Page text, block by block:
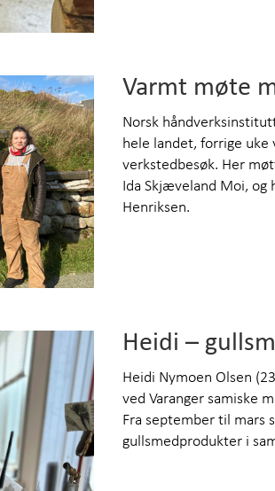
Varmt møte
Norsk
hele landet, forrige uke
verkstedbesøk. Her
Ida Skjæveland Moi, og
Henriksen.
Heidi –
Heidi Nymoen Olsen
ved Varanger samiske
Fra september til mars
gullsmedprodukter i